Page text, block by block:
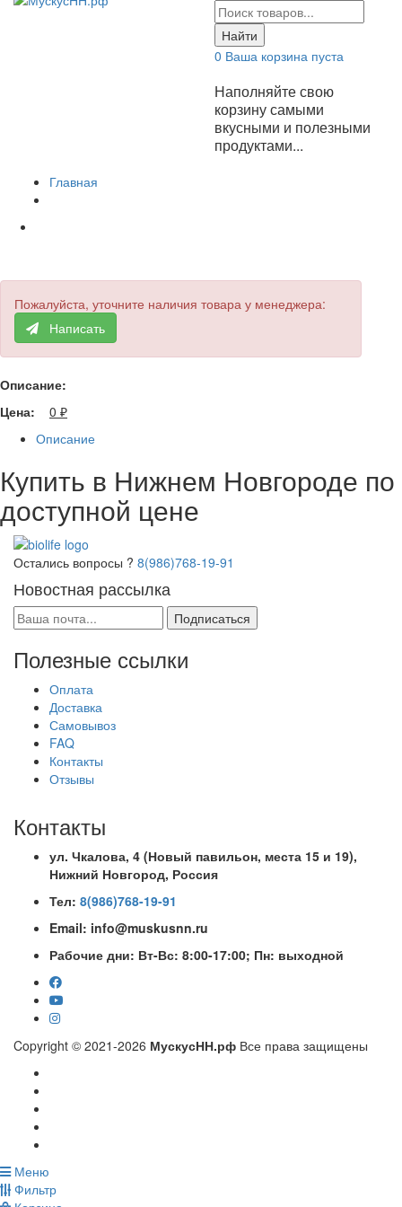
Найти
0 Ваша корзина пуста
Наполняйте свою
корзину самыми
вкусными и полезными
продуктами...
Главная
Пожалуйста, уточните наличия товара у менеджера:
Написать
Описание:
Цена:
0 ₽
Описание
Купить в Нижнем Новгороде по
доступной цене
Остались вопросы ? 8(986)768-19-91
Новостная рассылка
Подписаться
Полезные ссылки
Оплата
Доставка
Самовывоз
FAQ
Контакты
Отзывы
Контакты
ул. Чкалова, 4 (Новый павильон, места 15 и 19),
Нижний Новгород, Россия
Тел: 8(986)768-19-91
Email: info@muskusnn.ru
Рабочие дни: Вт-Вс: 8:00-17:00; Пн: выходной
Copyright © 2021-2026 МускусНН.рф Все права защищены
Меню
Фильтр